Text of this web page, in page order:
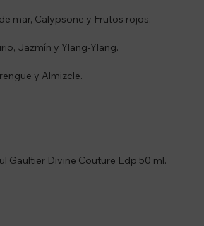
mar, Calypsone y Frutos rojos.
Jazmín y Ylang-Ylang.
y Almizcle.
Gaultier Divine Couture Edp 50 ml.